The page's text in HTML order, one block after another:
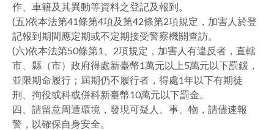
作、車籍及其異動等資料之登記及報到。
(五)依本法第41條第4項及第42條第2項規定，加害人於登
記報到期間應定期或不定期接受警察機關查訪。
(六)依本法第50條第1、2項規定，加害人有違反者，直轄
市、縣（市）政府得處新臺幣1萬元以上5萬元以下罰鍰，
並限期命履行；屆期仍不履行者，得處1年以下有期徒
刑、拘役或科或併科新臺幣10萬元以下罰金。
四、請留意周遭環境，發現可疑人、事、物，請儘速報
警，以確保自身安全。